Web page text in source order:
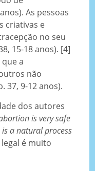
As pessoas
criativas e
no seu
15-18 anos). [4]
a
não
37, 9-12 anos).
dos autores
is very safe
a natural process
é muito